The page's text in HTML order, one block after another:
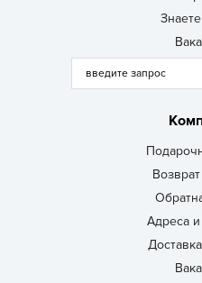
Адреса и